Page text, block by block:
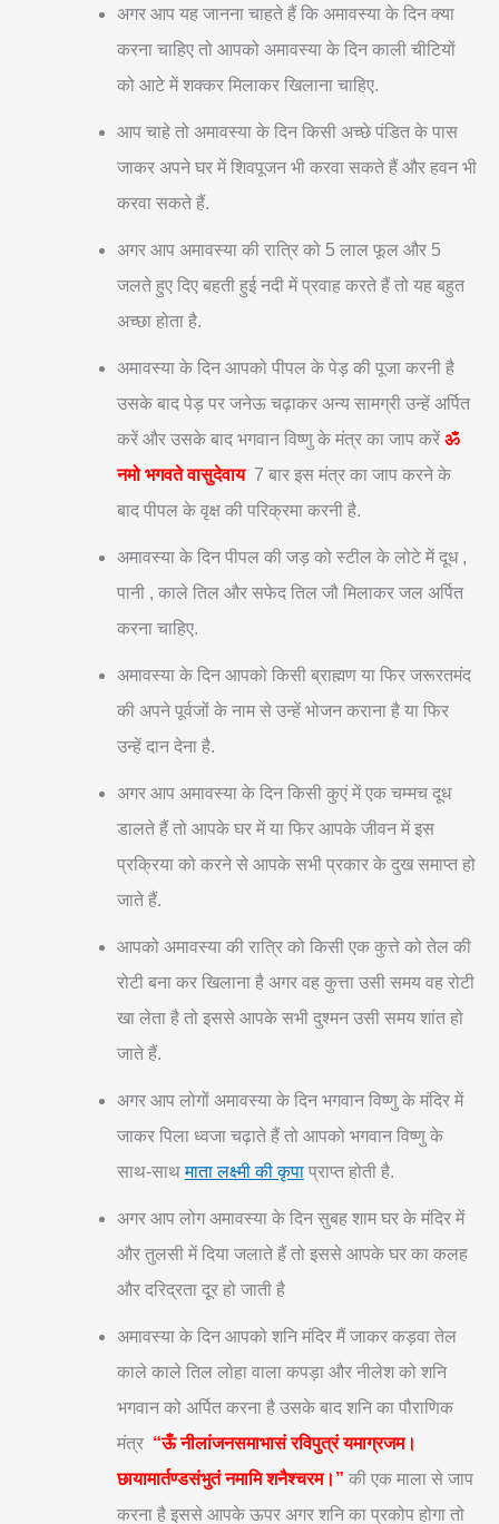
अगर आप यह जानना चाहते हैं कि अमावस्या के दिन क्या
करना चाहिए तो आपको अमावस्या के दिन काली चीटियों
को आटे में शक्कर मिलाकर खिलाना चाहिए.
आप चाहे तो अमावस्या के दिन किसी अच्छे पंडित के पास
जाकर अपने घर में शिवपूजन भी करवा सकते हैं और हवन भी
करवा सकते हैं.
अगर आप अमावस्या की रात्रि को 5 लाल फूल और 5
जलते हुए दिए बहती हुई नदी में प्रवाह करते हैं तो यह बहुत
अच्छा होता है.
अमावस्या के दिन आपको पीपल के पेड़ की पूजा करनी है
उसके बाद पेड़ पर जनेऊ चढ़ाकर अन्य सामग्री उन्हें अर्पित
करें और उसके बाद भगवान विष्णु के मंत्र का जाप करें ॐ
नमो भगवते वासुदेवाय 7 बार इस मंत्र का जाप करने के
बाद पीपल के वृक्ष की परिक्रमा करनी है.
अमावस्या के दिन पीपल की जड़ को स्टील के लोटे में दूध ,
पानी , काले तिल और सफेद तिल जौ मिलाकर जल अर्पित
करना चाहिए.
अमावस्या के दिन आपको किसी ब्राह्मण या फिर जरूरतमंद
की अपने पूर्वजों के नाम से उन्हें भोजन कराना है या फिर
उन्हें दान देना है.
अगर आप अमावस्या के दिन किसी कुएं में एक चम्मच दूध
डालते हैं तो आपके घर में या फिर आपके जीवन में इस
प्रक्रिया को करने से आपके सभी प्रकार के दुख समाप्त हो
जाते हैं.
आपको अमावस्या की रात्रि को किसी एक कुत्ते को तेल की
रोटी बना कर खिलाना है अगर वह कुत्ता उसी समय वह रोटी
खा लेता है तो इससे आपके सभी दुश्मन उसी समय शांत हो
जाते हैं.
अगर आप लोगों अमावस्या के दिन भगवान विष्णु के मंदिर में
जाकर पिला ध्वजा चढ़ाते हैं तो आपको भगवान विष्णु के
साथ-साथमाता लक्ष्मी की कृपाप्राप्त होती है.
अगर आप लोग अमावस्या के दिन सुबह शाम घर के मंदिर में
और तुलसी में दिया जलाते हैं तो इससे आपके घर का कलह
और दरिद्रता दूर हो जाती है
अमावस्या के दिन आपको शनि मंदिर मैं जाकर कड़वा तेल
काले काले तिल लोहा वाला कपड़ा और नीलेश को शनि
भगवान को अर्पित करना है उसके बाद शनि का पौराणिक
मंत्र “ऊँ नीलांजनसमाभासं रविपुत्रं यमाग्रजम।
छायामार्तण्डसंभुतं नमामि शनैश्चरम।” की एक माला से जाप
करना है इससे आपके ऊपर अगर शनि का प्रकोप होगा तो